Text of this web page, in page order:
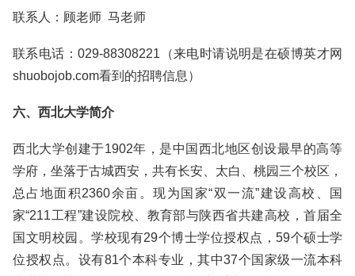
联系人：顾老师 马老师
联系电话：029-88308221（来电时请说明是在硕博英才网
shuobojob.com看到的招聘信息）
六、西北大学简介
西北大学创建于1902年，是中国西北地区创设最早的高等
学府，坐落于古城西安，共有长安、太白、桃园三个校区，
总占地面积2360余亩。现为国家“双一流”建设高校、国
家“211工程”建设院校、教育部与陕西省共建高校，首届全
国文明校园。学校现有29个博士学位授权点，59个硕士学
位授权点。设有81个本科专业，其中37个国家级一流本科